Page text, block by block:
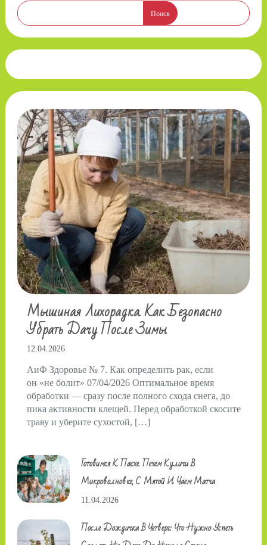
Поиск
Мышиная Лихорадка. Как Безопасно
Убрать Дачу После Зимы
12.04.2026
АиФ Здоровье № 7. Как определить рак, если
он «не болит» 07/04/2026 Оптимальное время
обработки — сразу после полного схода снега, до
пика активности клещей. Перед обработкой скосите
траву и уберите сухостой, […]
Готовимся К Пасхе. Печем Куличи В
Микроволновке, С Мятой И Чаем Матча
11.04.2026
После Дождичка В Четверг: Что Нужно Успеть